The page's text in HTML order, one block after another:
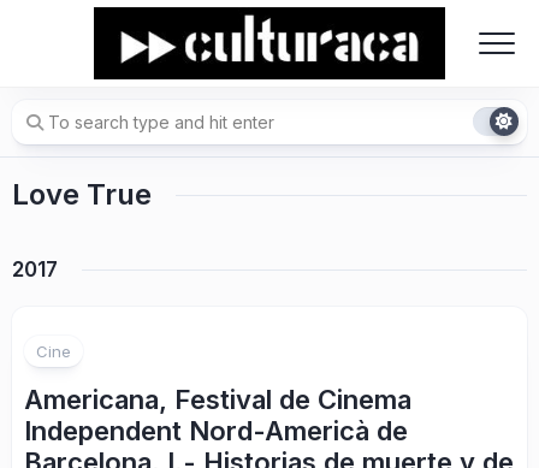
Love True
2017
Cine
Americana, Festival de Cinema
Independent Nord-Americà de